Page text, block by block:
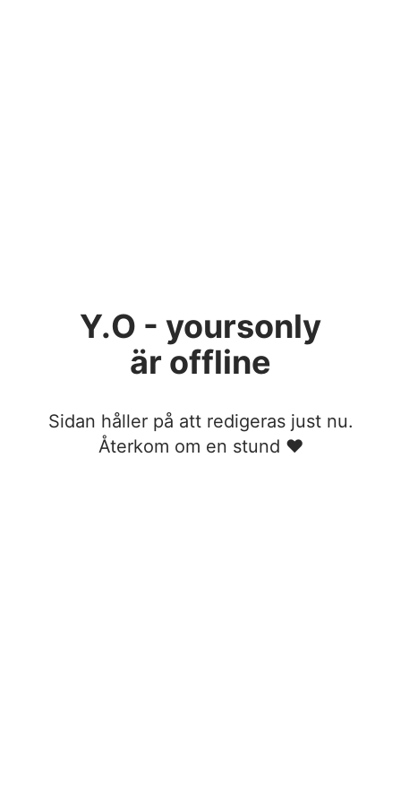
Y.O - yoursonly
är offline
Sidan håller på att redigeras just nu.
Återkom om en stund ❤︎